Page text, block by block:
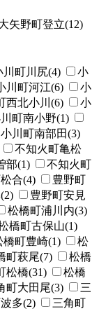
矢野町登立(12)
川町川尻(4)
小
川町河江(6)
小
西北小川(6)
小
町南小野(1)
小川町南部田(3)
不知火町亀松
部(1)
不知火町
合(4)
豊野町
豊野町安見
松橋町浦川内(3)
橋町古保山(1)
橋町豊崎(1)
松
町萩尾(7)
松橋
松橋(31)
松橋
町大田尾(3)
三
多(2)
三角町